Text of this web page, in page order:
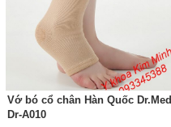
Vớ bó cổ chân Hàn Quốc Dr.Med
Dr-A010